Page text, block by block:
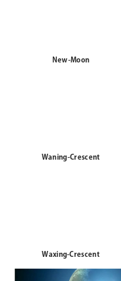
Waning-Crescent
Waxing-Crescent